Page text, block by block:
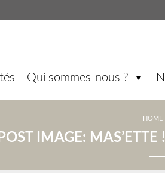
Qui sommes-nous ?
HOME
IMAGE: